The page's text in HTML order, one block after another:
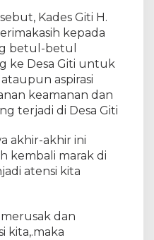
Kades Giti H.
kepada
betul-betul
ke Desa Giti untuk
aspirasi
keamanan dan
terjadi di Desa Giti
akhir-akhir ini
kembali marak di
atensi kita
dan
kita,.maka